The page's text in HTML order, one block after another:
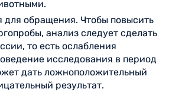
для обращения. Чтобы повысить
анализ следует сделать
то есть ослабления
исследования в период
дать ложноположительный
результат.